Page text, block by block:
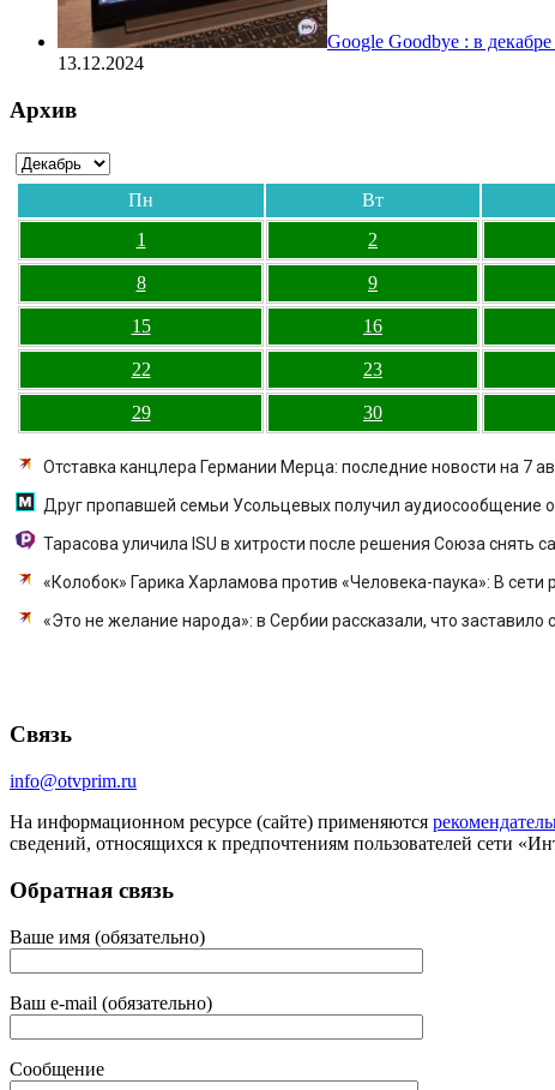
Google Goodbye : в
13.12.2024
Архив
Пн Вт
1
2
8 9
15 16
22 23
29 30
Отставка канцлера Германии Мерца: последние новости на 7
Друг пропавшей семьи Усольцевых получил аудиосообщение
Тарасова уличила ISU в хитрости после решения Союза снять
«Колобок» Гарика Харламова против «Человека-паука»: В
«Это не желание народа»: в Сербии рассказали, что заставило
Связь
info@otvprim.ru
На информационном ресурсе (сайте) применяются
сведений, относящихся к предпочтениям пользователей сети
Обратная связь
Ваше имя (обязательно)
Ваш e-mail (обязательно)
Сообщение